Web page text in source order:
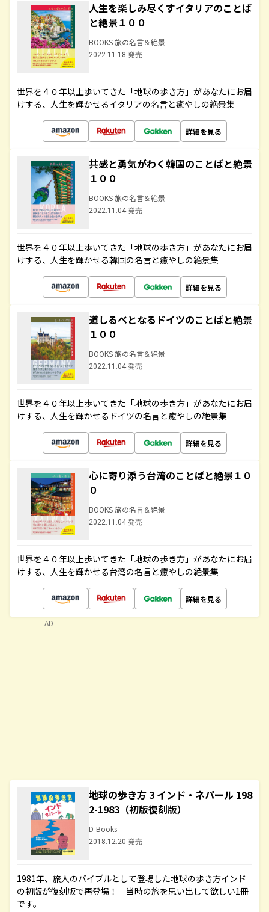
人生を楽しみ尽くすイタリアのことば
と絶景１００
BOOKS 旅の名言＆絶景
2022.11.18 発売
世界を４０年以上歩いてきた「地球の歩き方」があなたにお届
けする、人生を輝かせるイタリアの名言と癒やしの絶景集
詳細を見る
共感と勇気がわく韓国のことばと絶景
１００
BOOKS 旅の名言＆絶景
2022.11.04 発売
世界を４０年以上歩いてきた「地球の歩き方」があなたにお届
けする、人生を輝かせる韓国の名言と癒やしの絶景集
詳細を見る
道しるべとなるドイツのことばと絶景
１００
BOOKS 旅の名言＆絶景
2022.11.04 発売
世界を４０年以上歩いてきた「地球の歩き方」があなたにお届
けする、人生を輝かせるドイツの名言と癒やしの絶景集
詳細を見る
心に寄り添う台湾のことばと絶景１０
０
BOOKS 旅の名言＆絶景
2022.11.04 発売
世界を４０年以上歩いてきた「地球の歩き方」があなたにお届
けする、人生を輝かせる台湾の名言と癒やしの絶景集
詳細を見る
地球の歩き方 3 インド・ネパール 198
2-1983（初版復刻版）
D-Books
2018.12.20 発売
1981年、旅人のバイブルとして登場した地球の歩き方インド
の初版が復刻版で再登場！ 当時の旅を思い出して欲しい1冊
です。
AD